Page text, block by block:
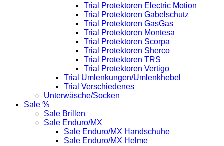
Trial Protektoren Electric Motion
Trial Protektoren Gabelschutz
Trial Protektoren GasGas
Trial Protektoren Montesa
Trial Protektoren Scorpa
Trial Protektoren Sherco
Trial Protektoren TRS
Trial Protektoren Vertigo
Trial Umlenkungen/Umlenkhebel
Trial Verschiedenes
Unterwäsche/Socken
Sale %
Sale Brillen
Sale Enduro/MX
Sale Enduro/MX Handschuhe
Sale Enduro/MX Helme